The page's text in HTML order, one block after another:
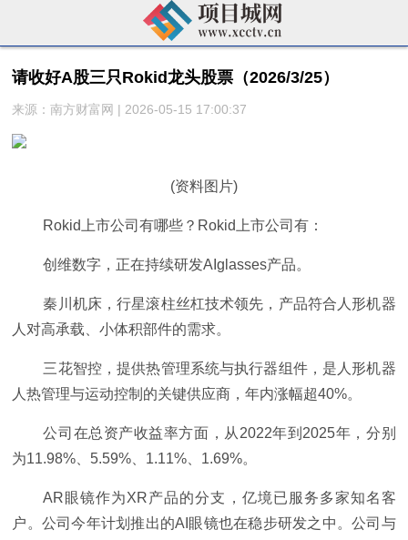
请收好A股三只Rokid龙头股票（2026/3/25）
来源：南方财富网 | 2026-05-15 17:00:37
(资料图片)
Rokid上市公司有哪些？Rokid上市公司有：
创维数字，正在持续研发AIglasses产品。
秦川机床，行星滚柱丝杠技术领先，产品符合人形机器
人对高承载、小体积部件的需求。
三花智控，提供热管理系统与执行器组件，是人形机器
人热管理与运动控制的关键供应商，年内涨幅超40%。
公司在总资产收益率方面，从2022年到2025年，分别
为11.98%、5.59%、1.11%、1.69%。
AR眼镜作为XR产品的分支，亿境已服务多家知名客
户。公司今年计划推出的AI眼镜也在稳步研发之中。公司与